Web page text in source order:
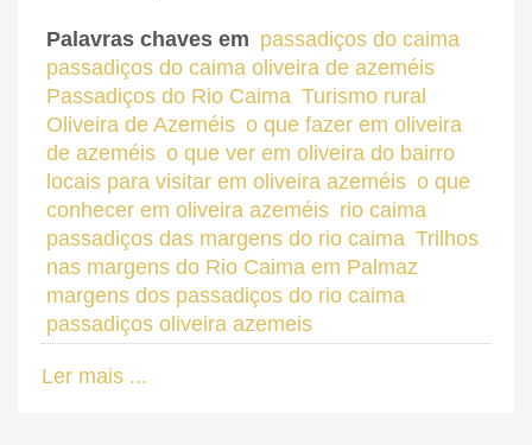
Palavras chaves em passadiços do caima
passadiços do caima oliveira de azeméis
Passadiços do Rio Caima Turismo rural
Oliveira de Azeméis o que fazer em oliveira
de azeméis o que ver em oliveira do bairro
locais para visitar em oliveira azeméis o que
conhecer em oliveira azeméis rio caima
passadiços das margens do rio caima Trilhos
nas margens do Rio Caima em Palmaz
margens dos passadiços do rio caima
passadiços oliveira azemeis
Ler mais ...